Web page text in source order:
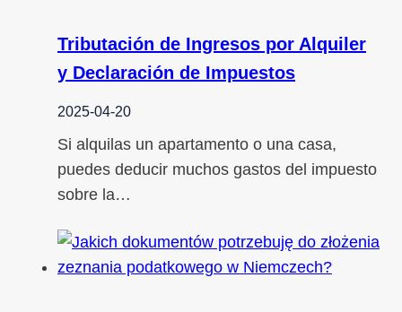
Tributación de Ingresos por Alquiler
y Declaración de Impuestos
2025-04-20
Si alquilas un apartamento o una casa,
puedes deducir muchos gastos del impuesto
sobre la…